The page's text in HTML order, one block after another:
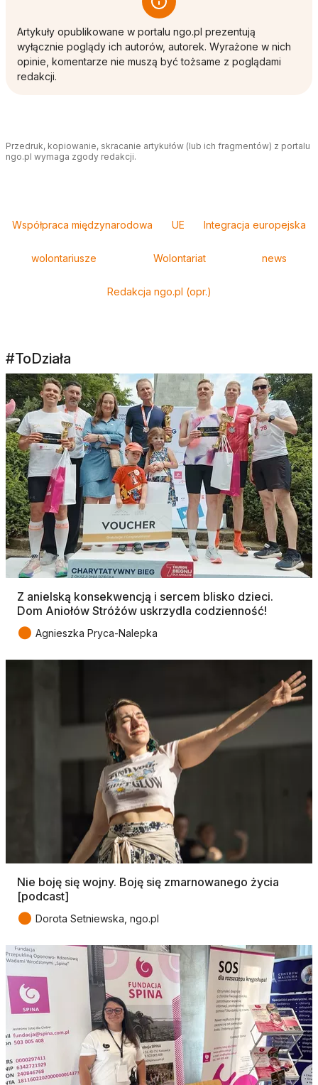
Artykuły opublikowane w portalu ngo.pl prezentują
wyłącznie poglądy ich autorów, autorek. Wyrażone w nich
opinie, komentarze nie muszą być tożsame z poglądami
redakcji.
Przedruk, kopiowanie, skracanie artykułów (lub ich fragmentów) z portalu
ngo.pl wymaga zgody redakcji.
Współpraca międzynarodowa UE Integracja europejska
wolontariusze Wolontariat news
Redakcja ngo.pl (opr.)
#ToDziała
Z anielską konsekwencją i sercem blisko dzieci.
Dom Aniołów Stróżów uskrzydla codzienność!
● Agnieszka Pryca-Nalepka
Nie boję się wojny. Boję się zmarnowanego życia
[podcast]
● Dorota Setniewska, ngo.pl